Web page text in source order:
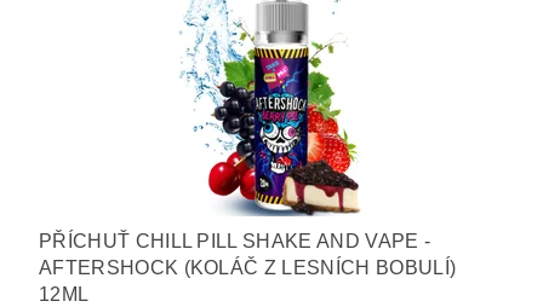
PŘÍCHUŤ CHILL PILL SHAKE AND VAPE -
AFTERSHOCK (KOLÁČ Z LESNÍCH BOBULÍ)
12ML